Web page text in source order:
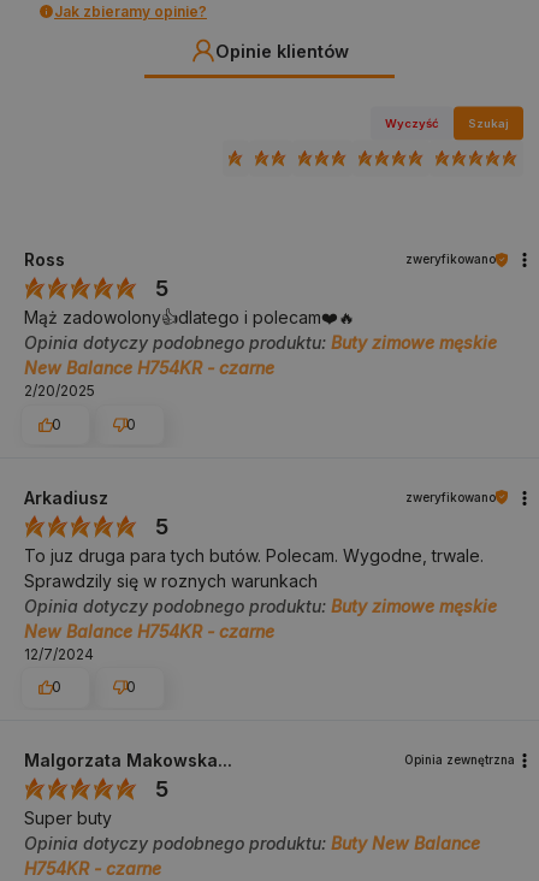
Jak zbieramy opinie?
Opinie klientów
Wyczyść Szukaj
Ross zweryfikowano
5
Mąż zadowolony👍️dlatego i polecam❤️🔥
Opinia dotyczy podobnego produktu: Buty zimowe męskie
New Balance H754KR - czarne
2/20/2025
0
0
Arkadiusz zweryfikowano
5
To juz druga para tych butów. Polecam. Wygodne, trwale.
Sprawdzily się w roznych warunkach
Opinia dotyczy podobnego produktu: Buty zimowe męskie
New Balance H754KR - czarne
12/7/2024
0
0
Malgorzata Makowska... Opinia zewnętrzna
5
Super buty
Opinia dotyczy podobnego produktu: Buty New Balance
H754KR - czarne